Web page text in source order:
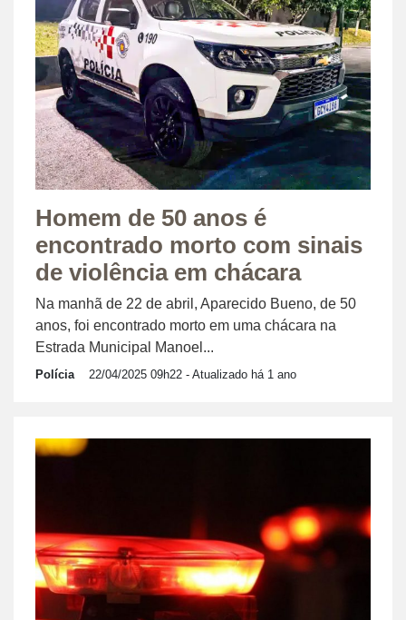
Homem de 50 anos é
encontrado morto com sinais
de violência em chácara
Na manhã de 22 de abril, Aparecido Bueno, de 50
anos, foi encontrado morto em uma chácara na
Estrada Municipal Manoel...
Polícia 22/04/2025 09h22 - Atualizado há 1 ano